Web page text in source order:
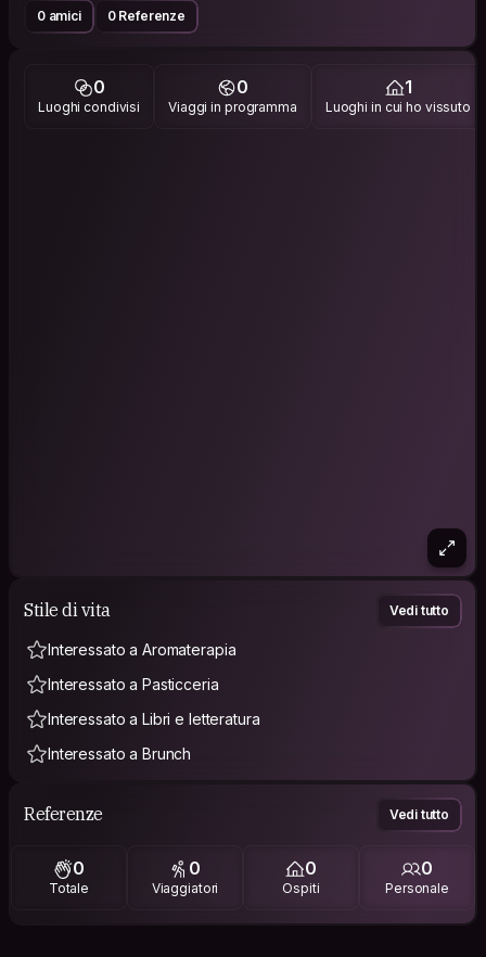
0 amici 0 Referenze
0
Luoghi condivisi
0
Viaggi in programma
1
Luoghi in cui ho vissuto
Stile di vita Vedi tutto
Interessato a Aromaterapia
Interessato a Pasticceria
Interessato a Libri e letteratura
Interessato a Brunch
Referenze Vedi tutto
0
Totale
0
Viaggiatori
0
Ospiti
0
Personale